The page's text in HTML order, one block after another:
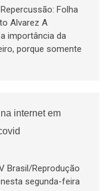
Folha
Alvarez A
importância da
porque somente
internet em
Brasil/Reprodução
segunda-feira